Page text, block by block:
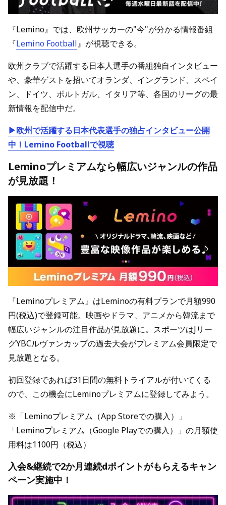
『Lemino』では、欧州サッカーの"今"が分かる情報番組
『Lemino Football』が視聴できる。
欧州クラブで活躍する日本人選手の番組独自インタビュー
や、豪華ゲストを招いてオランダ、イングランド、スペイ
ン、ドイツ、ポルトガル、イタリア等、各国のリーグの最
新情報を配信中だ。
▶欧州で活躍する日本代表選手の独占インタビュー公開
中！Lemino Footballで視聴
Leminoプレミアムなら幅広いジャンルの作品
が見放題！
『Leminoプレミアム』はLeminoの有料プランで月額990
円(税込)で登録可能。映画やドラマ、アニメから韓流まで
幅広いジャンルの注目作品が見放題に。スポーツはJリー
グYBCルヴァンカップの過去大会がプレミアム会員限定で
見放題となる。
初回登録であれば31日間の無料トライアルが付いてくる
ので、この機会にLeminoプレミアムに登録してみよう。
※「Leminoプレミアム（App Storeでの購入）」
「Leminoプレミアム（Google Playでの購入）」の月額使
用料は1100円（税込）
入会&継続で2か月連続dポイントがもらえるキャン
ペーン実施中！